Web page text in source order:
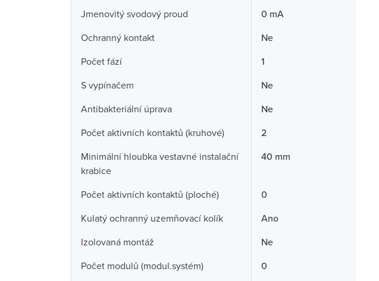
Jmenovitý svodový proud
0 mA
Ochranný kontakt
Ne
Počet fází
1
S vypínačem
Ne
Antibakteriální úprava
Ne
Počet aktivních kontaktů (kruhové)
2
Minimální hloubka vestavné instalační
krabice
40 mm
Počet aktivních kontaktů (ploché)
0
Kulatý ochranný uzemňovací kolík
Ano
Izolovaná montáž
Ne
Počet modulů (modul.systém)
0